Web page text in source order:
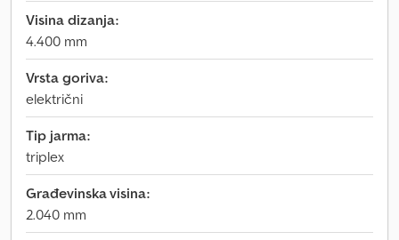
Visina dizanja:
4.400 mm
Vrsta goriva:
električni
Tip jarma:
triplex
Građevinska visina:
2.040 mm